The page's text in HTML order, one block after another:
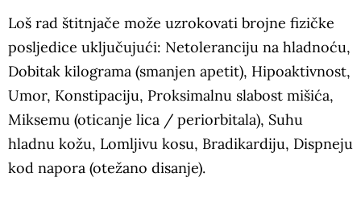
Loš rad štitnjače može uzrokovati brojne fizičke
posljedice uključujući: Netoleranciju na hladnoću,
Dobitak kilograma (smanjen apetit), Hipoaktivnost,
Umor, Konstipaciju, Proksimalnu slabost mišića,
Miksemu (oticanje lica / periorbitala), Suhu
hladnu kožu, Lomljivu kosu, Bradikardiju, Dispneju
kod napora (otežano disanje).